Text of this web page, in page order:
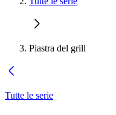
Piastra del grill
Tutte le serie